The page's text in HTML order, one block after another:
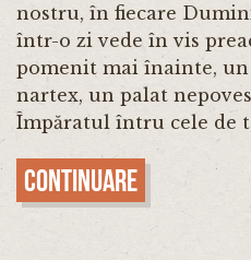
nostru, în fiecare
într-o zi vede în vis
pomenit mai înainte, un
nartex, un palat
Împăratul întru cele de
Continuare